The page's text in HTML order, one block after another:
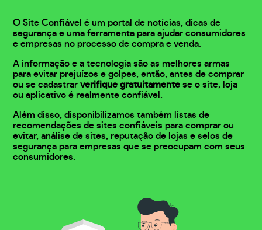
O Site Confiável é um portal de notícias, dicas de
segurança e uma ferramenta para ajudar consumidores
e empresas no processo de compra e venda.
A informação e a tecnologia são as melhores armas
para evitar prejuízos e golpes, então, antes de comprar
ou se cadastrarverifique gratuitamente se o site, loja
ou aplicativo é realmente confiável.
Além disso, disponibilizamos também listas de
recomendações de sites confiáveis para comprar ou
evitar, análise de sites, reputação de lojas e selos de
segurança para empresas que se preocupam com seus
consumidores.